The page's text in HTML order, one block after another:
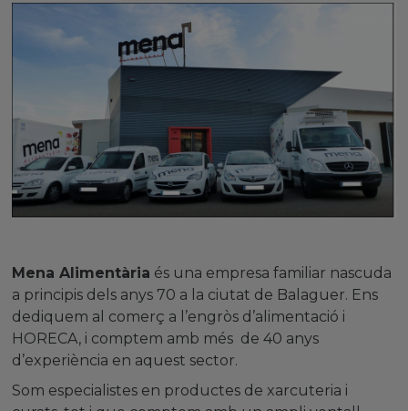
Mena Alimentària és una empresa familiar nascuda
a principis dels anys 70 a la ciutat de Balaguer. Ens
dediquem al comerç a l’engròs d’alimentació i
HORECA, i comptem amb més de 40 anys
d’experiència en aquest sector.
Som especialistes en productes de xarcuteria i